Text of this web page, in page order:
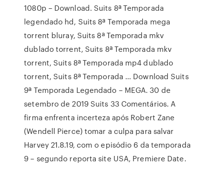
1080p – Download. Suits 8ª Temporada
legendado hd, Suits 8ª Temporada mega
torrent bluray, Suits 8ª Temporada mkv
dublado torrent, Suits 8ª Temporada mkv
torrent, Suits 8ª Temporada mp4 dublado
torrent, Suits 8ª Temporada … Download Suits
9ª Temporada Legendado – MEGA. 30 de
setembro de 2019 Suits 33 Comentários. A
firma enfrenta incerteza após Robert Zane
(Wendell Pierce) tomar a culpa para salvar
Harvey 21.8.19, com o episódio 6 da temporada
9 – segundo reporta site USA, Premiere Date.